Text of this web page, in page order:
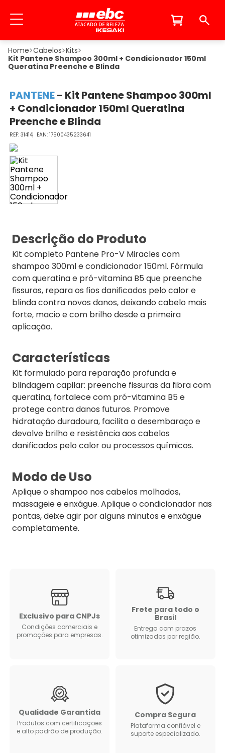
Cabelos Kits
Kit Pantene Shampoo 300ml + Condicionador 150ml
Queratina Preenche e Blinda
PANTENE- Kit Pantene Shampoo 300ml
+ Condicionador 150ml Queratina
Preenche e Blinda
31414 17500435233641
Descrição do Produto
Kit completo Pantene Pro-V Miracles com
shampoo 300ml e condicionador 150ml. Fórmula
com queratina e pró-vitamina B5 que preenche
fissuras, repara os fios danificados pelo calor e
blinda contra novos danos, deixando cabelo mais
forte, macio e com brilho desde a primeira
aplicação.
Características
Kit formulado para reparação profunda e
blindagem capilar: preenche fissuras da fibra com
queratina, fortalece com pró-vitamina B5 e
protege contra danos futuros. Promove
hidratação duradoura, facilita o desembaraço e
devolve brilho e resistência aos cabelos
danificados pelo calor ou processos químicos.
Modo de Uso
Aplique o shampoo nos cabelos molhados,
massageie e enxágue. Aplique o condicionador nas
pontas, deixe agir por alguns minutos e enxágue
completamente.
Exclusivo para CNPJs
Condições comerciais e
promoções para empresas.
Frete para todo o
Brasil
Entrega com prazos
otimizados por região.
Qualidade Garantida
Produtos com certificações
e alto padrão de produção.
Compra Segura
Plataforma confiável e
suporte especializado.